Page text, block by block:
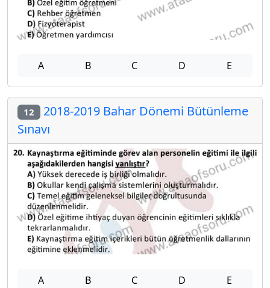
A B C D E
12 2018-2019 Bahar Dönemi Bütünleme
Sınavı
A B C D E